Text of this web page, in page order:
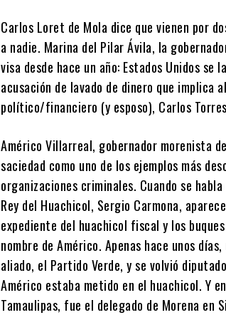
Carlos Loret de Mola dice que vienen por
a nadie. Marina del Pilar Ávila, la
visa desde hace un año: Estados Unidos
acusación de lavado de dinero que implica
político/financiero (y esposo), Carlos
Américo Villarreal, gobernador morenista
saciedad como uno de los ejemplos más
organizaciones criminales. Cuando se
Rey del Huachicol, Sergio Carmona,
expediente del huachicol fiscal y los
nombre de Américo. Apenas hace unos
aliado, el Partido Verde, y se volvió
Américo estaba metido en el huachicol. Y
Tamaulipas, fue el delegado de Morena en